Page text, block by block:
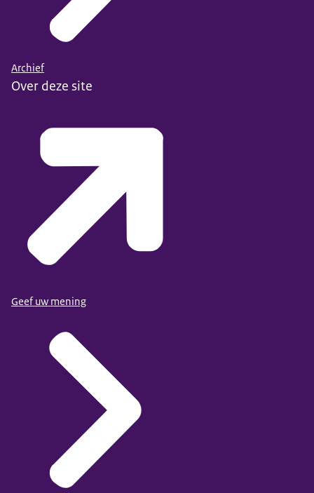
Archief
Over deze site
Geef uw mening